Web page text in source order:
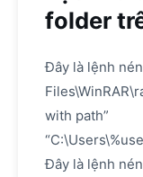
folder
Đây là lệnh
with path”
Đây là lệnh